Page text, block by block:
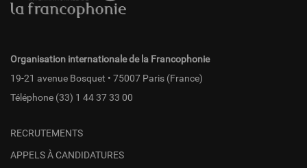
Organisation internationale de la Francophonie
19-21 avenue Bosquet • 75007 Paris (France)
Téléphone (33) 1 44 37 33 00
RECRUTEMENTS
APPELS À CANDIDATURES